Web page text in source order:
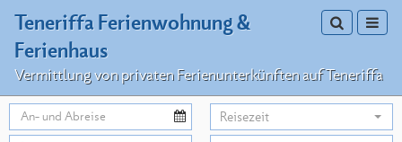
Toggle
Teneriffa Ferienwohnung &
Ferienhaus
Vermittlung von privaten Ferienunterkünften auf Teneriffa
Reisezeit